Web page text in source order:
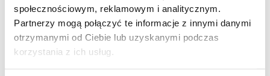
społecznościowym, reklamowym i analitycznym.
Partnerzy mogą połączyć te informacje z innymi danymi
otrzymanymi od Ciebie lub uzyskanymi podczas
korzystania z ich usług.